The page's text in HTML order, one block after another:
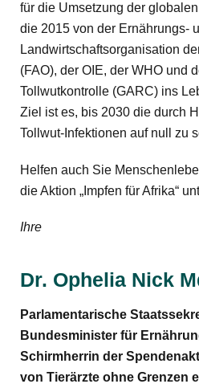
für die Umsetzung der globalen
die 2015 von der Ernährungs-
Landwirtschaftsorganisation
(FAO), der OIE, der WHO und
Tollwutkontrolle (GARC) ins
Ziel ist es, bis 2030 die durch
Tollwut-Infektionen auf null zu
Helfen auch Sie
die Aktion „Impfen für Afrika“
Ihre
Dr. Ophelia Nick
Parlamentarische
Bundesminister für
Schirmherrin der
von Tierärzte ohne Grenzen